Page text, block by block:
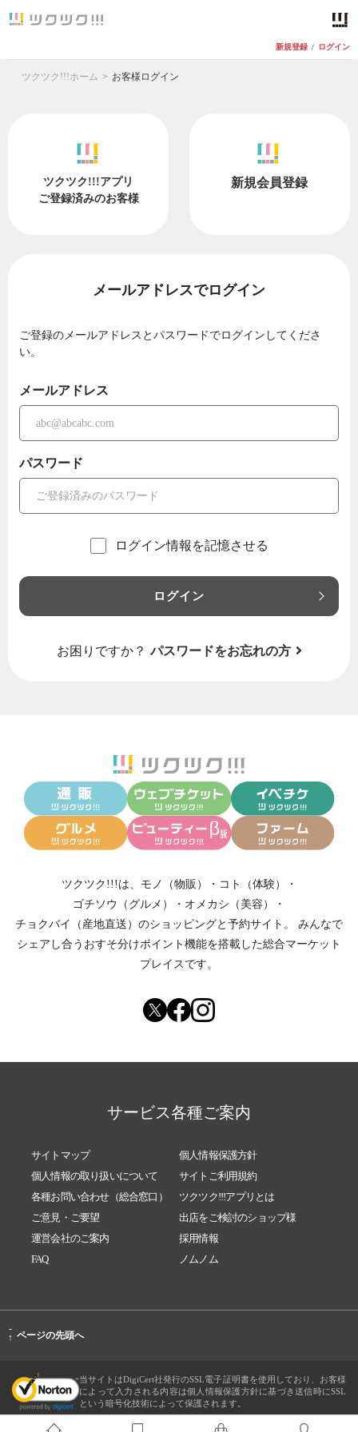
新規登録 / ログイン
ツクツク!!!ホーム お客様ログイン
ツクツク!!!アプリ
ご登録済みのお客様
新規会員登録
メールアドレスでログイン
ご登録のメールアドレスとパスワードでログインしてくださ
い。
メールアドレス
パスワード
ログイン情報を記憶させる
ログイン
お困りですか？ パスワードをお忘れの方
ツクツク!!!は、 モノ（物販） ・ コト（体験）
・
ゴチソウ（グルメ）
・ オメカシ（美容）
・
チョクバイ（産地直送） のショッピングと予約サイト。
みんなで
シェアし合う おすそ分けポイント機能を搭載した総合マーケット
プレイスです。
サービス各種ご案内
サイトマップ
個人情報保護方針
個人情報の取り扱いについて
サイトご利用規約
各種お問い合わせ（総合窓口）
ツクツク!!!アプリとは
ご意見・ご要望
出店をご検討のショップ様
運営会社のご案内
採用情報
FAQ
ノムノム
-
↑ ページの先頭へ
当サイトはDigiCert社発行のSSL電子証明書を使用しており、お客様
によって入力される内容は個人情報保護方針に基づき送信時にSSL
という暗号化技術によって保護されます。